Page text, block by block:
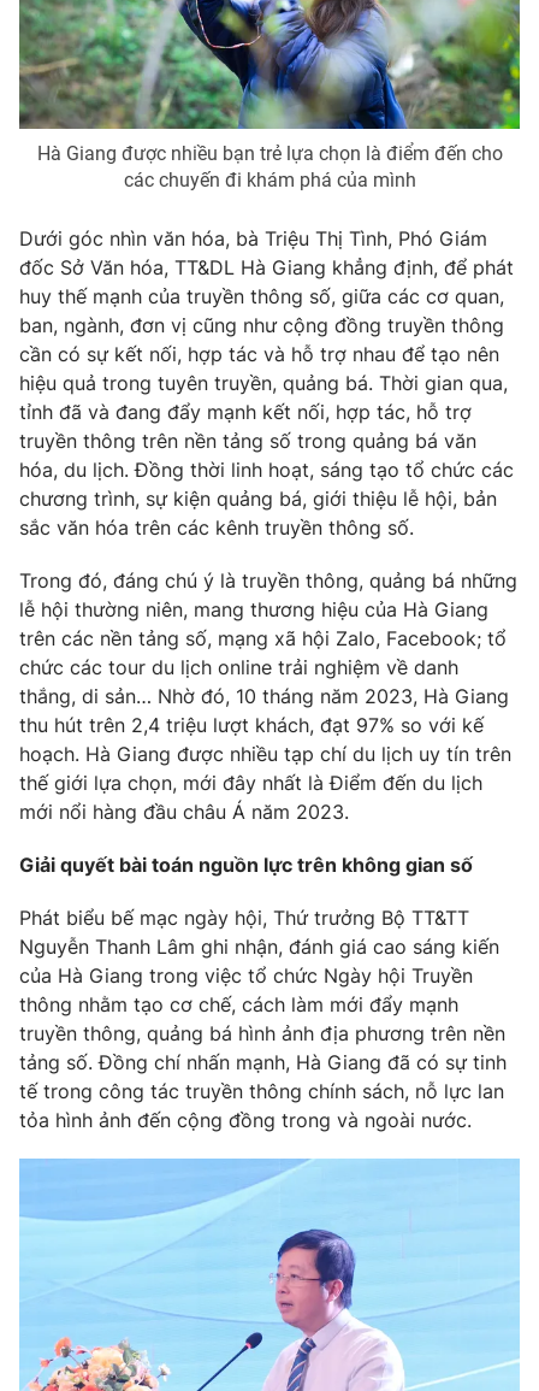
Hà Giang được nhiều bạn trẻ lựa chọn là điểm đến cho
các chuyến đi khám phá của mình
Dưới góc nhìn văn hóa, bà Triệu Thị Tình, Phó Giám
đốc Sở Văn hóa, TT&DL Hà Giang khẳng định, để phát
huy thế mạnh của truyền thông số, giữa các cơ quan,
ban, ngành, đơn vị cũng như cộng đồng truyền thông
cần có sự kết nối, hợp tác và hỗ trợ nhau để tạo nên
hiệu quả trong tuyên truyền, quảng bá. Thời gian qua,
tỉnh đã và đang đẩy mạnh kết nối, hợp tác, hỗ trợ
truyền thông trên nền tảng số trong quảng bá văn
hóa, du lịch. Đồng thời linh hoạt, sáng tạo tổ chức các
chương trình, sự kiện quảng bá, giới thiệu lễ hội, bản
sắc văn hóa trên các kênh truyền thông số.
Trong đó, đáng chú ý là truyền thông, quảng bá những
lễ hội thường niên, mang thương hiệu của Hà Giang
trên các nền tảng số, mạng xã hội Zalo, Facebook; tổ
chức các tour du lịch online trải nghiệm về danh
thắng, di sản… Nhờ đó, 10 tháng năm 2023, Hà Giang
thu hút trên 2,4 triệu lượt khách, đạt 97% so với kế
hoạch. Hà Giang được nhiều tạp chí du lịch uy tín trên
thế giới lựa chọn, mới đây nhất là Điểm đến du lịch
mới nổi hàng đầu châu Á năm 2023.
Giải quyết bài toán nguồn lực trên không gian số
Phát biểu bế mạc ngày hội, Thứ trưởng Bộ TT&TT
Nguyễn Thanh Lâm ghi nhận, đánh giá cao sáng kiến
của Hà Giang trong việc tổ chức Ngày hội Truyền
thông nhằm tạo cơ chế, cách làm mới đẩy mạnh
truyền thông, quảng bá hình ảnh địa phương trên nền
tảng số. Đồng chí nhấn mạnh, Hà Giang đã có sự tinh
tế trong công tác truyền thông chính sách, nỗ lực lan
tỏa hình ảnh đến cộng đồng trong và ngoài nước.